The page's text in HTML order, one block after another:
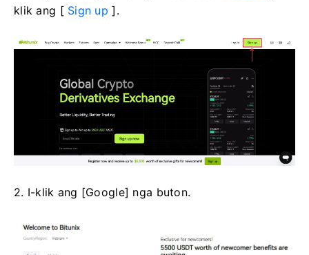
klik ang [ Sign up ].
2. I-klik ang [Google] nga buton.